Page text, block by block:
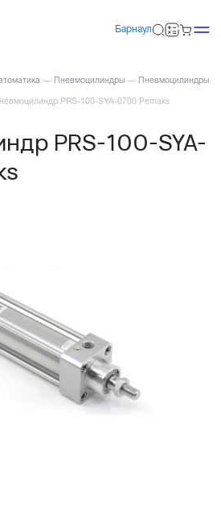
Барнаул
— Пневмоцилиндры — Пневмоцилиндры
PRS-100-SYA-0700 Pemaks
PRS-100-SYA-